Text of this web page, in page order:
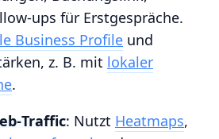
für Erstgespräche.
Business Profile und
z. B. mit lokaler
.
: Nutzt Heatmaps,